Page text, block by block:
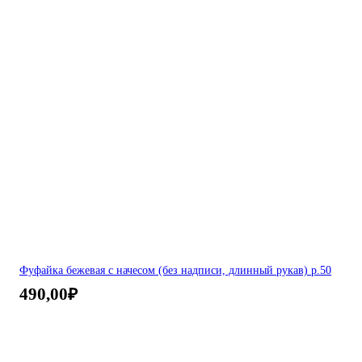
Фуфайка бежевая с начесом (без надписи, длинный рукав) р.50
490,00₽